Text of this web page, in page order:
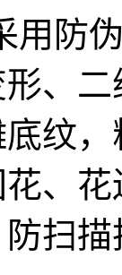
用防
、
纹
、
扫